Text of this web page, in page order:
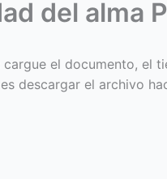
del alma
cargue el documento, el
descargar el archivo